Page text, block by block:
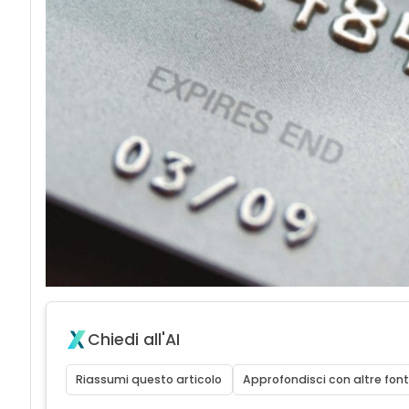
Chiedi all'AI
Riassumi questo articolo Approfondisci con altre